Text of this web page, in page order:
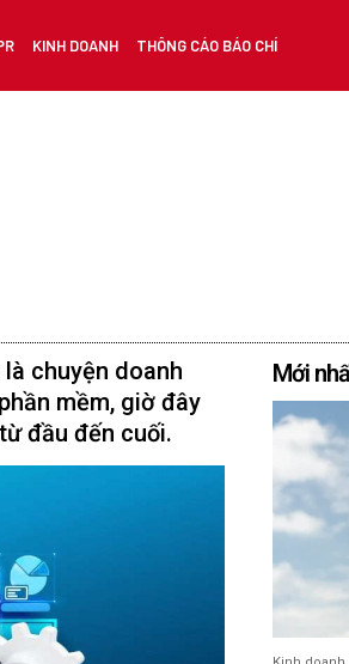
KINH DOANH THÔNG CÁO BÁO CHÍ
chuyện doanh
mềm, giờ đây
đầu đến cuối.
Mới